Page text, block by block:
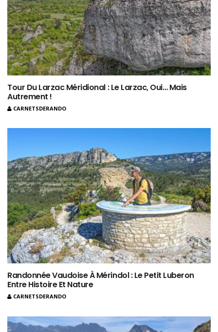
Tour Du Larzac Méridional : Le Larzac, Oui… Mais
Autrement !
CARNETSDERANDO
Randonnée Vaudoise À Mérindol : Le Petit Luberon
Entre Histoire Et Nature
CARNETSDERANDO